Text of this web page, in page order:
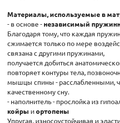
Материалы, используемые в
- в основе - независимый
Благодаря тому, что каждая
сжимается только по мере
связана с другими пружинами,
получается добиться
повторяет контуры тела,
мышцы спины - расслабленными,
качественному сну.
- наполнитель - прослойка из
койры иортопены
Упругая, износоустойчивая и